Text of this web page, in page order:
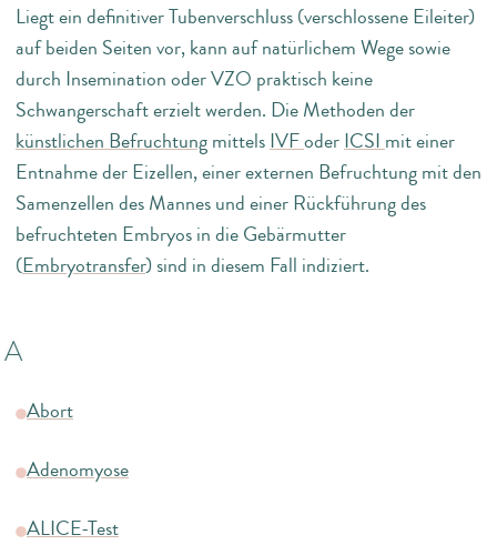
Liegt ein definitiver Tubenverschluss (verschlossene Eileiter)
auf beiden Seiten vor, kann auf natürlichem Wege sowie
durch Insemination oder VZO praktisch keine
Schwangerschaft erzielt werden. Die Methoden der
künstlichen BefruchtungmittelsIVFoderICSI mit einer
Entnahme der Eizellen, einer externen Befruchtung mit den
Samenzellen des Mannes und einer Rückführung des
befruchteten Embryos in die Gebärmutter
(Embryotransfer) sind in diesem Fall indiziert.
A
Abort
Adenomyose
ALICE-Test